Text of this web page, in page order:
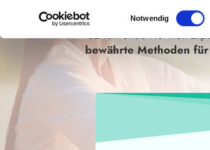
Einwilligungsauswahl
Notwendig
32 führende Hormon-
bewährte Methoden